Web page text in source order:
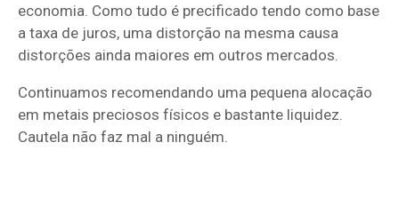
economia. Como tudo é precificado tendo como base
a taxa de juros, uma distorção na mesma causa
distorções ainda maiores em outros mercados.
Continuamos recomendando uma pequena alocação
em metais preciosos físicos e bastante liquidez.
Cautela não faz mal a ninguém.